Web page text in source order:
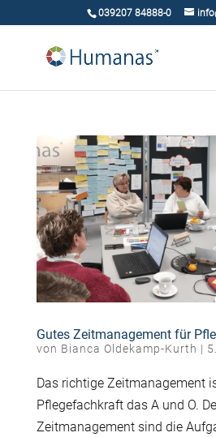
039207 84888-0
Gutes Zeitmanagement für
von Bianca Oldekamp-Kurth |
Das richtige Zeitmanagement
Pflegefachkraft das A und O.
Zeitmanagement sind die